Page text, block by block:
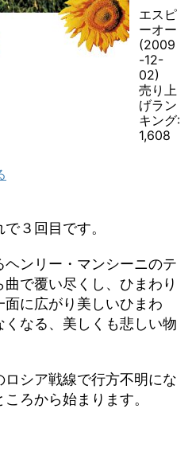
エスピ
ーオー
(2009
-12-
02)
売り上
げラン
キング:
1,608
３回目です。
ンリー・マンシーニのテ
で覆い尽くし、ひまわり
に広がり美しいひまわ
くなる、美しくも悲しい物
ロシア戦線で行方不明にな
ろから始まります。